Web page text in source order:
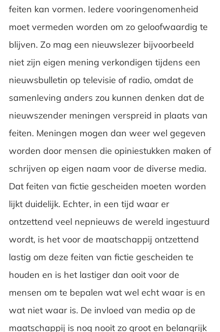
feiten kan vormen. Iedere vooringenomenheid
moet vermeden worden om zo geloofwaardig te
blijven. Zo mag een nieuwslezer bijvoorbeeld
niet zijn eigen mening verkondigen tijdens een
nieuwsbulletin op televisie of radio, omdat de
samenleving anders zou kunnen denken dat de
nieuwszender meningen verspreid in plaats van
feiten. Meningen mogen dan weer wel gegeven
worden door mensen die opiniestukken maken of
schrijven op eigen naam voor de diverse media.
Dat feiten van fictie gescheiden moeten worden
lijkt duidelijk. Echter, in een tijd waar er
ontzettend veel nepnieuws de wereld ingestuurd
wordt, is het voor de maatschappij ontzettend
lastig om deze feiten van fictie gescheiden te
houden en is het lastiger dan ooit voor de
mensen om te bepalen wat wel echt waar is en
wat niet waar is. De invloed van media op de
maatschappij is nog nooit zo groot en belangrijk